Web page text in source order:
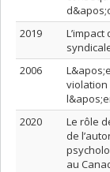
2019
2006
violation
2020
Le rôle
de
au